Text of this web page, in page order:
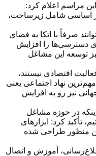
مراسم اعلام کرد:
اساسی شامل زیرساخت،
صرفاً با اتکا به فضای
دسترسی‌ها را افزایش
توسعه این مشاغل
اقتصادی نیستند،
نهاد اجتماعی یعنی
نیز رو به افزایش
اینکه در حوزه مشاغل
تأکید کرد: ابزارهای
منظور طراحی شده
آموزش و اتصال